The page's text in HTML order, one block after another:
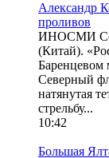
Александр
проливов
ИНОСМИ
(Китай).
Баренцевом
Северный
натянутая
стрельбу...
10:42
Большая